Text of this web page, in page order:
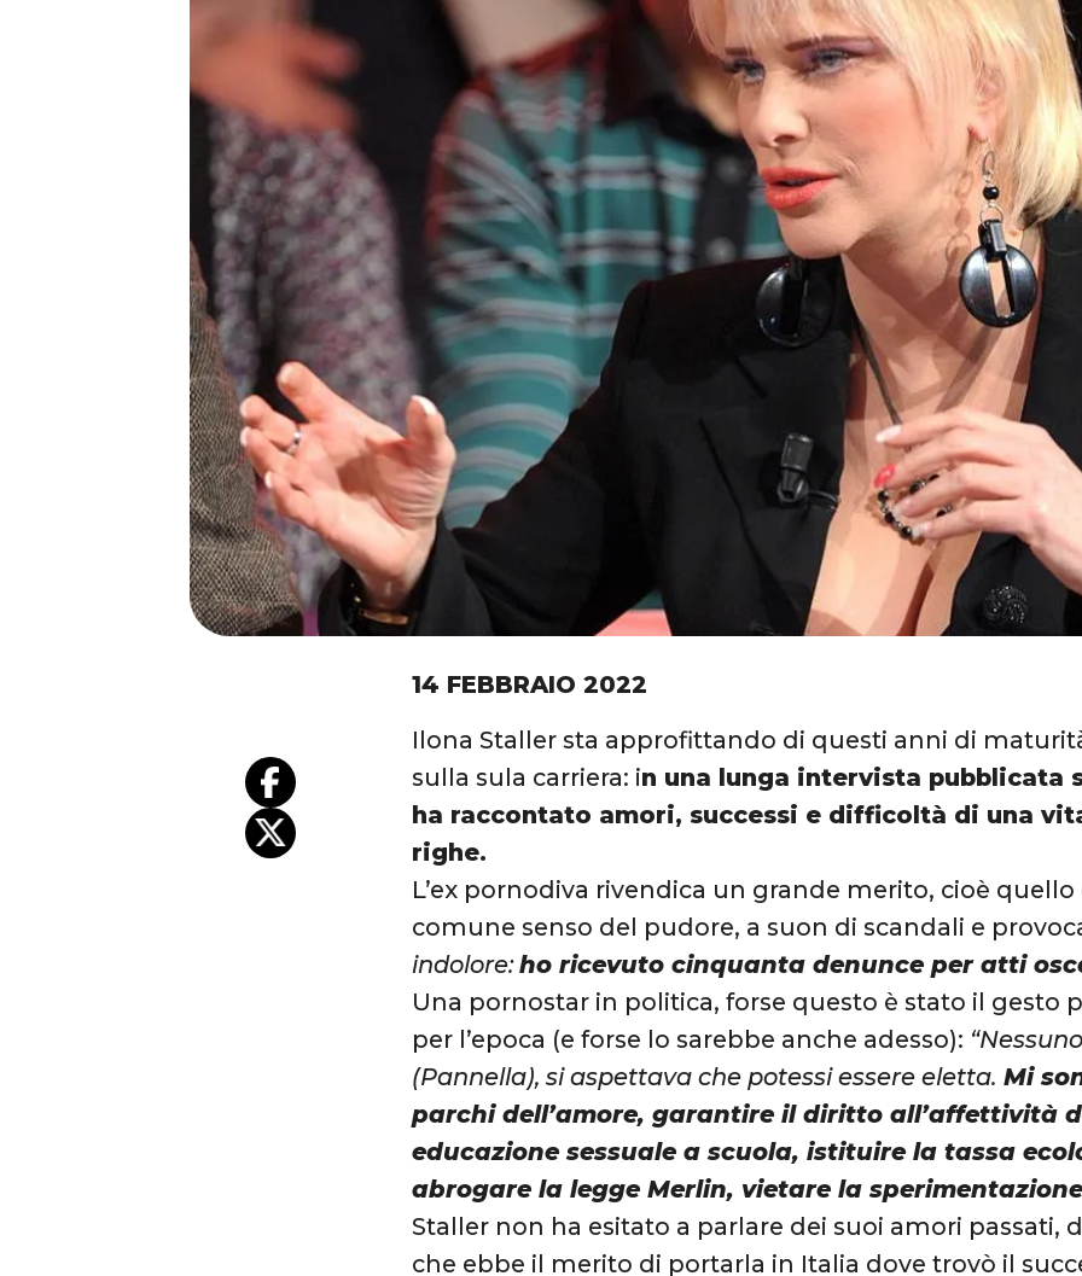
14 FEBBRAIO 2022
Ilona Staller sta approfittando di questi anni di
sulla sula carriera: in una lunga intervista pubblicata
ha raccontato amori, successi e difficoltà di una
righe.
L’ex pornodiva rivendica un grande merito, cioè
comune senso del pudore, a suon di scandali e
indolore:ho ricevuto cinquanta denunce per atti
Una pornostar in politica, forse questo è stato il gesto
per l’epoca (e forse lo sarebbe anche adesso):
(Pannella), si aspettava che potessi essere eletta. Mi
parchi dell’amore, garantire il diritto all’affettività
educazione sessuale a scuola, istituire la tassa
abrogare la legge Merlin, vietare la
Staller non ha esitato a parlare dei suoi amori
che ebbe il merito di portarla in Italia dove trovò il